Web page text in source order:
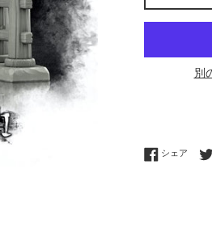
別
シェア